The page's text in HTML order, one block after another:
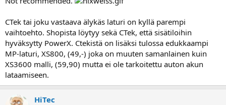
CTek tai joku vastaava älykäs laturi on kyllä parempi
vaihtoehto. Shopista löytyy sekä CTek, että sisätiloihin
hyväksytty PowerX. Ctekistä on lisäksi tulossa edukkaampi
MP-laturi, XS800, (49,-) joka on muuten samanlainen kuin
XS3600 malli, (59,90) mutta ei ole tarkoitettu auton akun
lataamiseen.
HiTec